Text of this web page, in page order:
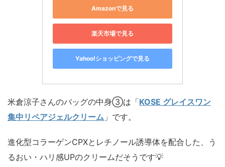
Amazonで見る
楽天市場で見る
Yahoo!ショッピングで見る
米倉涼子さんのバッグの中身③は「KOSE グレイスワン
集中リペアジェルクリーム 」です。
進化型コラーゲンCPXとレチノール誘導体を配合した、う
るおい・ハリ感UPのクリームだそうです💡